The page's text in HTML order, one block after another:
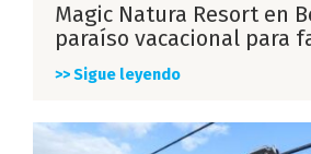
Magic Natura Resort en
paraíso vacacional para
>> Sigue leyendo